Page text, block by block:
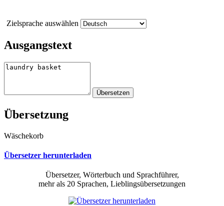
Zielsprache auswählen
Ausgangstext
Übersetzung
Wäschekorb
Übersetzer herunterladen
Übersetzer, Wörterbuch und Sprachführer,
mehr als 20 Sprachen, Lieblingsübersetzungen